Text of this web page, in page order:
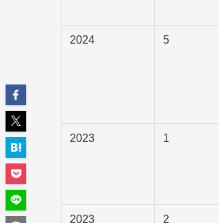
2024 5
2023 1
2023 2